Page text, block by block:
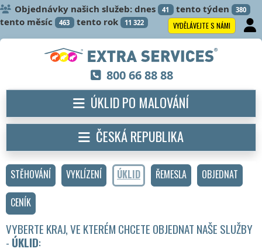
Objednávky našich služeb: dnes 41 tento týden 380
tento měsíc 463 tento rok 11 322 VYDĚLÁVEJTE S NÁMI
STĚHOVÁNÍ VYKLÍZENÍ ÚKLID ŘEMESLA
OBJEDNAT
CENÍK
VYBERTE KRAJ, VE KTERÉM CHCETE OBJEDNAT NAŠE SLUŽBY
- ÚKLID:
800 66 88 88
ÚKLID PO MALOVÁNÍ
ČESKÁ REPUBLIKA